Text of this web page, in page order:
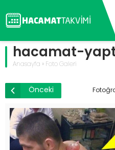
hacamat-
Anasayfa » Foto Galeri
Önceki